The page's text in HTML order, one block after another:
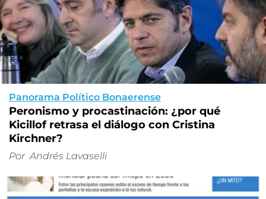
Panorama Político Bonaerense
Peronismo y procastinación: ¿por qué
Kicillof retrasa el diálogo con Cristina
Kirchner?
Por Andrés Lavaselli